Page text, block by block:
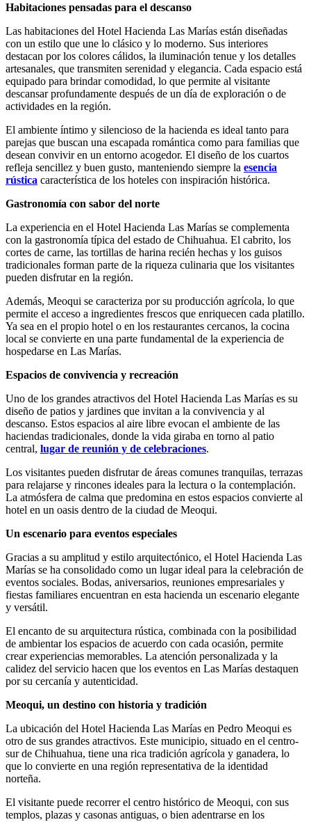
Habitaciones pensadas para el descanso
Las habitaciones del Hotel Hacienda Las Marías están diseñadas
con un estilo que une lo clásico y lo moderno. Sus interiores
destacan por los colores cálidos, la iluminación tenue y los detalles
artesanales, que transmiten serenidad y elegancia. Cada espacio está
equipado para brindar comodidad, lo que permite al visitante
descansar profundamente después de un día de exploración o de
actividades en la región.
El ambiente íntimo y silencioso de la hacienda es ideal tanto para
parejas que buscan una escapada romántica como para familias que
desean convivir en un entorno acogedor. El diseño de los cuartos
refleja sencillez y buen gusto, manteniendo siempre la esencia
rústica característica de los hoteles con inspiración histórica.
Gastronomía con sabor del norte
La experiencia en el Hotel Hacienda Las Marías se complementa
con la gastronomía típica del estado de Chihuahua. El cabrito, los
cortes de carne, las tortillas de harina recién hechas y los guisos
tradicionales forman parte de la riqueza culinaria que los visitantes
pueden disfrutar en la región.
Además, Meoqui se caracteriza por su producción agrícola, lo que
permite el acceso a ingredientes frescos que enriquecen cada platillo.
Ya sea en el propio hotel o en los restaurantes cercanos, la cocina
local se convierte en una parte fundamental de la experiencia de
hospedarse en Las Marías.
Espacios de convivencia y recreación
Uno de los grandes atractivos del Hotel Hacienda Las Marías es su
diseño de patios y jardines que invitan a la convivencia y al
descanso. Estos espacios al aire libre evocan el ambiente de las
haciendas tradicionales, donde la vida giraba en torno al patio
central, lugar de reunión y de celebraciones.
Los visitantes pueden disfrutar de áreas comunes tranquilas, terrazas
para relajarse y rincones ideales para la lectura o la contemplación.
La atmósfera de calma que predomina en estos espacios convierte al
hotel en un oasis dentro de la ciudad de Meoqui.
Un escenario para eventos especiales
Gracias a su amplitud y estilo arquitectónico, el Hotel Hacienda Las
Marías se ha consolidado como un lugar ideal para la celebración de
eventos sociales. Bodas, aniversarios, reuniones empresariales y
fiestas familiares encuentran en esta hacienda un escenario elegante
y versátil.
El encanto de su arquitectura rústica, combinada con la posibilidad
de ambientar los espacios de acuerdo con cada ocasión, permite
crear experiencias memorables. La atención personalizada y la
calidez del servicio hacen que los eventos en Las Marías destaquen
por su cercanía y autenticidad.
Meoqui, un destino con historia y tradición
La ubicación del Hotel Hacienda Las Marías en Pedro Meoqui es
otro de sus grandes atractivos. Este municipio, situado en el centro-
sur de Chihuahua, tiene una rica tradición agrícola y ganadera, lo
que lo convierte en una región representativa de la identidad
norteña.
El visitante puede recorrer el centro histórico de Meoqui, con sus
templos, plazas y casonas antiguas, o bien adentrarse en los